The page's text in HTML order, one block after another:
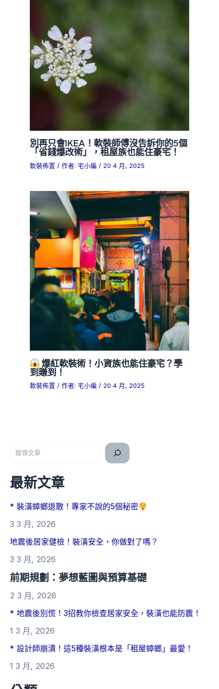
別再只會IKEA！軟裝師傅沒告訴你的5個
「省錢爆改術」，租屋族也能住豪宅！
軟裝佈置 / 作者: 宅小編/ 20 4 月, 2025
爆紅軟裝術！小資族也能住豪宅？學
到賺到！
軟裝佈置 / 作者: 宅小編/ 20 4 月, 2025
最新文章
* 裝潢蟑螂退散！專家不說的5個秘密
3 3 月, 2026
地震後居家健檢！裝潢安全，你做對了嗎？
3 3 月, 2026
前期規劃：夢想藍圖與預算基礎
2 3 月, 2026
* 地震後別慌！3招教你檢查居家安全，裝潢也能防震！
1 3 月, 2026
* 設計師崩潰！這5種裝潢根本是「租屋蟑螂」最愛！
1 3 月, 2026